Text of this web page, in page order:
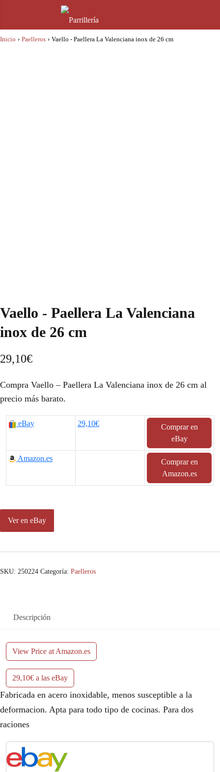
Inicio › Paelleros › Vaello - Paellera La Valenciana inox de 26 cm
Vaello - Paellera La Valenciana
inox de 26 cm
29,10€
Compra Vaello – Paellera La Valenciana inox de 26 cm al
precio más barato.
eBay 29,10€
Comprar en
eBay
Amazon.es
Comprar en
Amazon.es
Ver en eBay
SKU: 250224 Categoría: Paelleros
Descripción
View Price at Amazon.es
29,10€ a las eBay
Fabricada en acero inoxidable, menos susceptible a la
deformacion. Apta para todo tipo de cocinas. Para dos
raciones